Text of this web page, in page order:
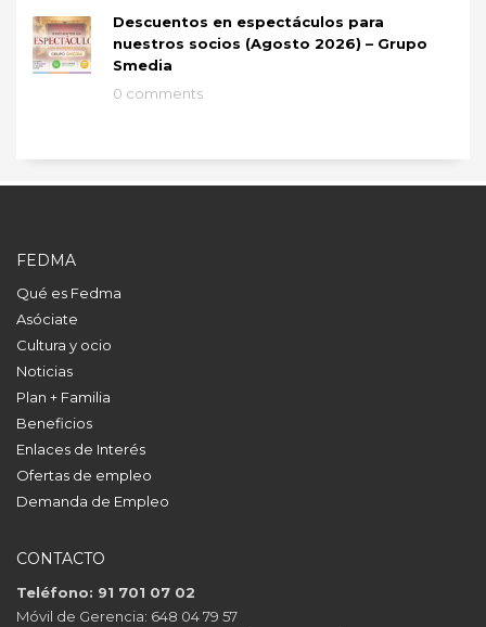
Descuentos en espectáculos para
nuestros socios (Agosto 2026) – Grupo
Smedia
0 comments
FEDMA
Qué es Fedma
Asóciate
Cultura y ocio
Noticias
Plan + Familia
Beneficios
Enlaces de Interés
Ofertas de empleo
Demanda de Empleo
CONTACTO
Teléfono: 91 701 07 02
Móvil de Gerencia: 648 04 79 57